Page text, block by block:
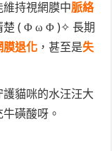
持視網膜中脈絡
楚 ( Φ ω Φ )✧ 長期
膜退化 ，甚至是失
貓咪的水汪汪大
磺酸呀。